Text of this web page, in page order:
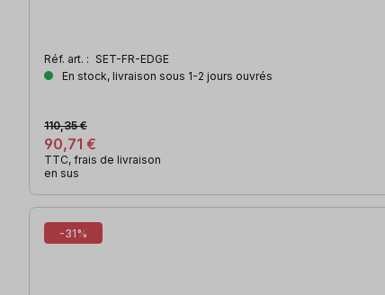
Réf. art. : SET-FR-EDGE
En stock, livraison sous 1-2 jours ouvrés
90,71 €
110,35 €
TTC, frais de livraison
en sus
-31%